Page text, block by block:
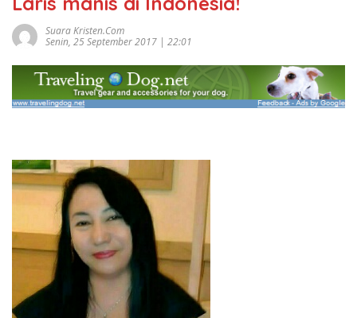
Suara Kristen.com
Senin, 25 September 2017 | 22:01